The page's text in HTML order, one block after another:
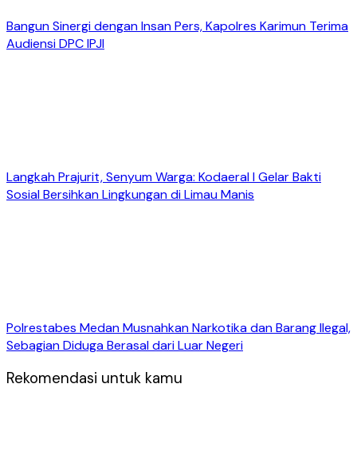
Bangun Sinergi dengan Insan Pers, Kapolres Karimun Terima
Audiensi DPC IPJI
Langkah Prajurit, Senyum Warga: Kodaeral I Gelar Bakti
Sosial Bersihkan Lingkungan di Limau Manis
Polrestabes Medan Musnahkan Narkotika dan Barang Ilegal,
Sebagian Diduga Berasal dari Luar Negeri
Rekomendasi untuk kamu